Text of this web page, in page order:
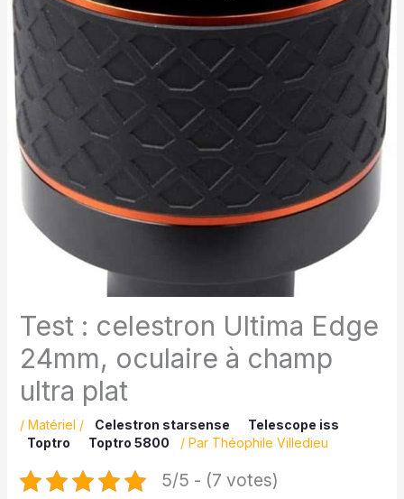
Test : celestron Ultima Edge
24mm, oculaire à champ
ultra plat
/ Matériel / Celestron starsense
Telescope iss
Toptro
Toptro 5800 / Par Théophile Villedieu
5/5 - (7 votes)